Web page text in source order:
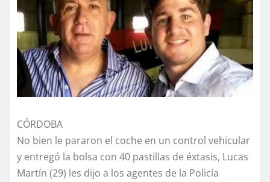
CÓRDOBA
No bien le pararon el coche en un control vehicular
y entregó la bolsa con 40 pastillas de éxtasis, Lucas
Martín (29) les dijo a los agentes de la Policía